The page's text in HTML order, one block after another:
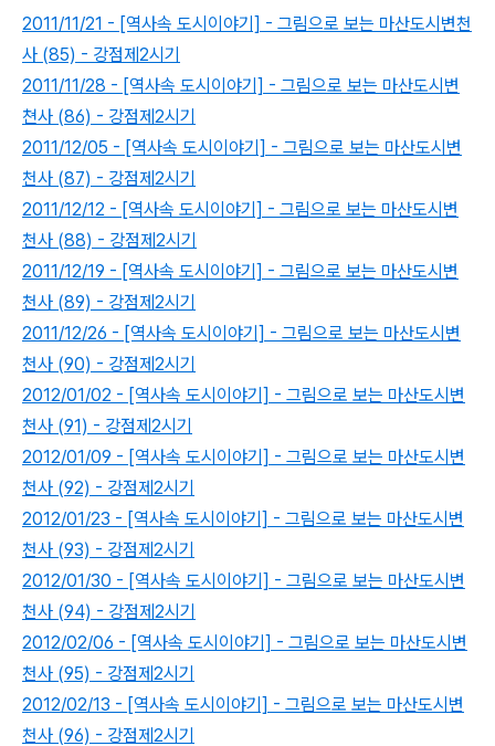
2011/11/21 - [역사속 도시이야기] - 그림으로 보는 마산도시변천
사 (85) - 강점제2시기
2011/11/28 - [역사속 도시이야기] - 그림으로 보는 마산도시변
쳔사 (86) - 강점제2시기
2011/12/05 - [역사속 도시이야기] - 그림으로 보는 마산도시변
천사 (87) - 강점제2시기
2011/12/12 - [역사속 도시이야기] - 그림으로 보는 마산도시변
천사 (88) - 강점제2시기
2011/12/19 - [역사속 도시이야기] - 그림으로 보는 마산도시변
천사 (89) - 강점제2시기
2011/12/26 - [역사속 도시이야기] - 그림으로 보는 마산도시변
천사 (90) - 강점제2시기
2012/01/02 - [역사속 도시이야기] - 그림으로 보는 마산도시변
천사 (91) - 강점제2시기
2012/01/09 - [역사속 도시이야기] - 그림으로 보는 마산도시변
천사 (92) - 강점제2시기
2012/01/23 - [역사속 도시이야기] - 그림으로 보는 마산도시변
천사 (93) - 강점제2시기
2012/01/30 - [역사속 도시이야기] - 그림으로 보는 마산도시변
천사 (94) - 강점제2시기
2012/02/06 - [역사속 도시이야기] - 그림으로 보는 마산도시변
천사 (95) - 강점제2시기
2012/02/13 - [역사속 도시이야기] - 그림으로 보는 마산도시변
천사 (96) - 강점제2시기